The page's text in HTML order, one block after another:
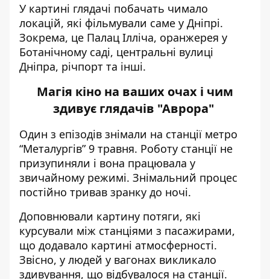
У картині глядачі побачать чимало
локацій, які фільмували саме у Дніпрі.
Зокрема, це Палац Ілліча, оранжерея у
Ботанічному саді, центральні вулиці
Дніпра, річпорт та інші.
Магія кіно на ваших очах і чим
здивує глядачів "Аврора"
Один з епізодів знімали на станції метро
“Металургів” 9 травня. Роботу станції не
призупиняли і вона працювала у
звичайному режимі. Знімальний процес
постійно тривав зранку до ночі.
Доповнювали картину потяги, які
курсували між станціями з пасажирами,
що додавало картині атмосферності.
Звісно, у людей у вагонах викликало
здивування, що відбувалося на станції.